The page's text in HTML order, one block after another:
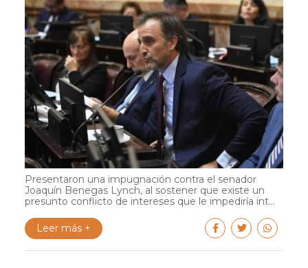
Presentaron una impugnación contra el senador
Joaquín Benegas Lynch, al sostener que existe un
presunto conflicto de intereses que le impediría int...
Leer más +